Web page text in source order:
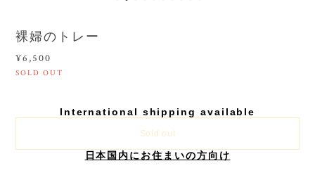
裸婦のトレー
¥6,500
SOLD OUT
International shipping available
Sold out
日本国内にお住まいの方向け